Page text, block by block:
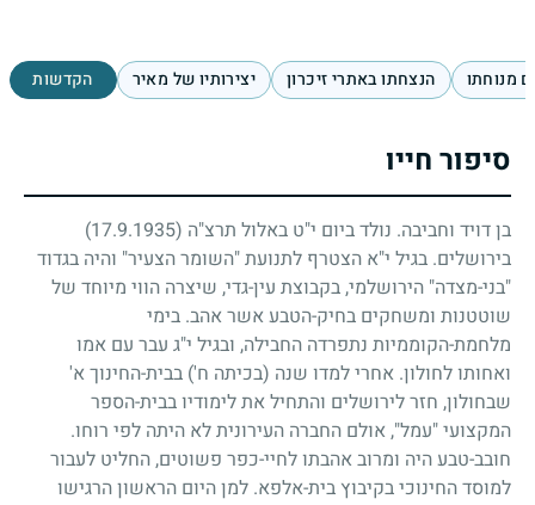
מנוחתו הנצחתו באתרי זיכרון יצירותיו של מאיר הקדשות
סיפור חייו
בן דויד וחביבה. נולד ביום י"ט באלול תרצ"ה (17.9.1935)
בירושלים. בגיל י"א הצטרף לתנועת "השומר הצעיר" והיה בגדוד
"בני-מצדה" הירושלמי, בקבוצת עין-גדי, שיצרה הווי מיוחד של
שוטטנות ומשחקים בחיק-הטבע אשר אהב. בימי
מלחמת-הקוממיות נתפרדה החבילה, ובגיל י"ג עבר עם אמו
ואחותו לחולון. אחרי למדו שנה (בכיתה ח') בבית-החינוך א'
שבחולון, חזר לירושלים והתחיל את לימודיו בבית-הספר
המקצועי "עמל", אולם החברה העירונית לא היתה לפי רוחו.
חובב-טבע היה ומרוב אהבתו לחיי-כפר פשוטים, החליט לעבור
למוסד החינוכי בקיבוץ בית-אלפא. למן היום הראשון הרגישו